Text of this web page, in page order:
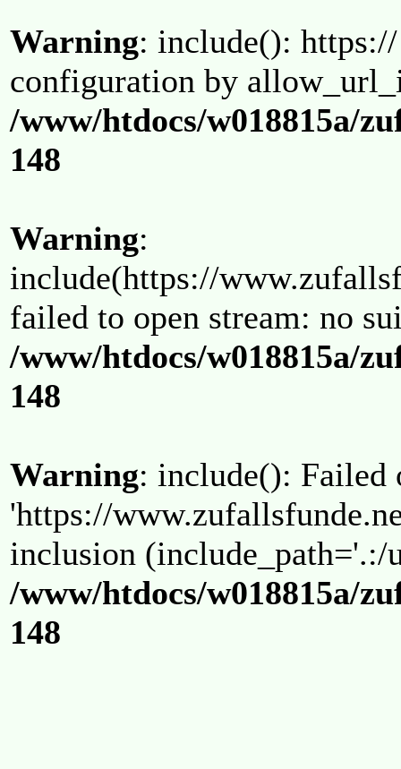
Warning: include():
configuration by
/www/htdocs/w018815a/
148
Warning:
include(https://
failed to open stream: no
/www/htdocs/w018815a/
148
Warning: include(): Failed
'https://
inclusion (include_path='.:/
/www/htdocs/w018815a/
148